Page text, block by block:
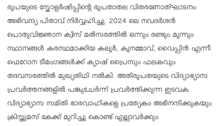
രൂപയുടെ സ്കോളർഷിപ്പിൻ്റെ രൂപതാതല വിതരണോത്ഘാടനം
അഭിവന്ദ്യ പിതാവ് നിർവ്വഹിച്ചു. 2024 ലെ നവദർശൻ
പൊതുവിജ്ഞാന ക്വിസ് മൽസരത്തിൽ ഒന്നും രണ്ടും മൂന്നും
സ്ഥാനങ്ങൾ കരസ്ഥമാക്കിയ കലൂർ, കൂനമ്മാവ്, വൈപ്പിൻ എന്നീ
ഫെറോന ടീമംഗങ്ങൾക്ക് ക്യാഷ് പ്രൈസും ഫലകവും
തദവസരത്തിൽ മുഖ്യതിഥി നൽകി. അതിരൂപതയുടെ വിദ്യാഭ്യാസ
പ്രവർത്തനങ്ങളിൽ പങ്കുചേർന്ന് പ്രവർത്തിക്കുന്ന ഇടവക
വിദ്യാഭ്യാസ സമിതി ഭാരവാഹികളെ പ്രത്യേകം അഭിനന്ദിക്കുകയും
ക്രിസ്തുമസ് കേക്ക് മുറിച്ചു കൊണ്ട് എല്ലാവർക്കും